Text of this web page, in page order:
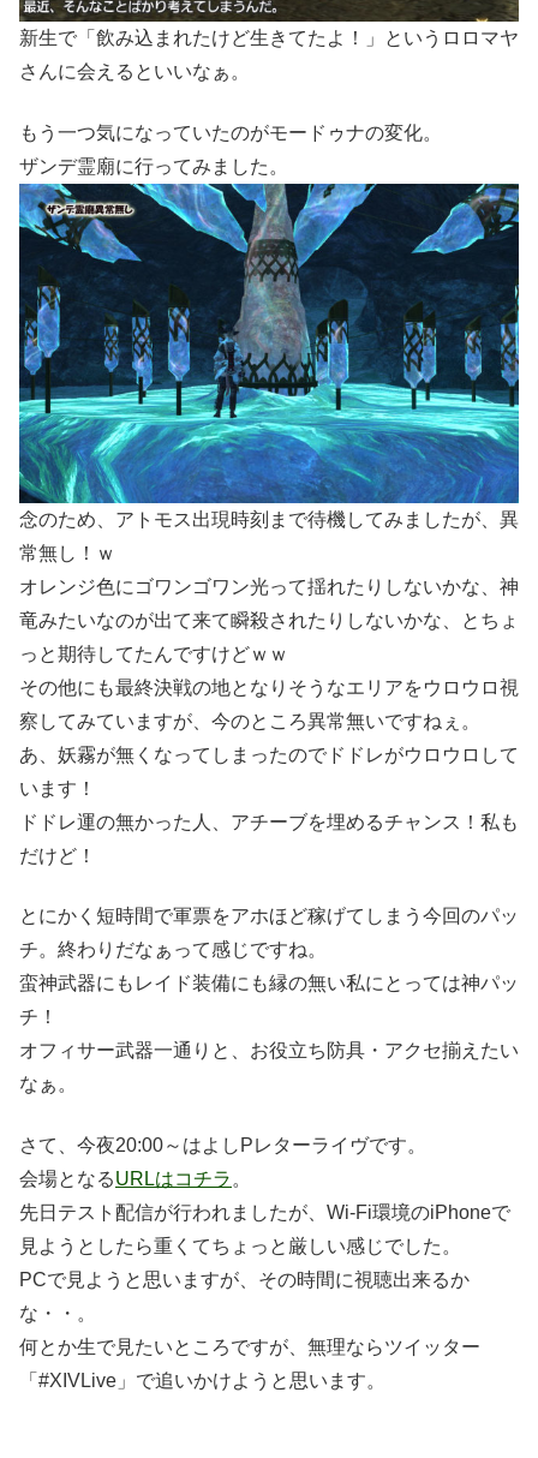
新生で「飲み込まれたけど生きてたよ！」というロロマヤ
さんに会えるといいなぁ。
もう一つ気になっていたのがモードゥナの変化。
ザンデ霊廟に行ってみました。
念のため、アトモス出現時刻まで待機してみましたが、異
常無し！ｗ
オレンジ色にゴワンゴワン光って揺れたりしないかな、神
竜みたいなのが出て来て瞬殺されたりしないかな、とちょ
っと期待してたんですけどｗｗ
その他にも最終決戦の地となりそうなエリアをウロウロ視
察してみていますが、今のところ異常無いですねぇ。
あ、妖霧が無くなってしまったのでドドレがウロウロして
います！
ドドレ運の無かった人、アチーブを埋めるチャンス！私も
だけど！
とにかく短時間で軍票をアホほど稼げてしまう今回のパッ
チ。終わりだなぁって感じですね。
蛮神武器にもレイド装備にも縁の無い私にとっては神パッ
チ！
オフィサー武器一通りと、お役立ち防具・アクセ揃えたい
なぁ。
さて、今夜20:00～はよしPレターライヴです。
会場となるURLはコチラ 。
先日テスト配信が行われましたが、Wi-Fi環境のiPhoneで
見ようとしたら重くてちょっと厳しい感じでした。
PCで見ようと思いますが、その時間に視聴出来るか
な・・。
何とか生で見たいところですが、無理ならツイッター
「#XIVLive」で追いかけようと思います。